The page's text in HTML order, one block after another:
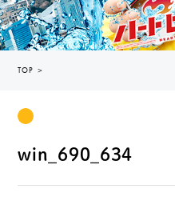
TOP ＞
win_690_634